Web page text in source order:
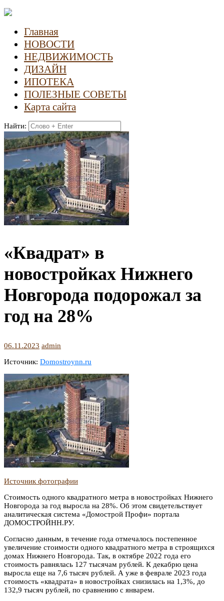
Главная
НОВОСТИ
НЕДВИЖИМОСТЬ
ДИЗАЙН
ИПОТЕКА
ПОЛЕЗНЫЕ СОВЕТЫ
Карта сайта
Найти:
«Квадрат» в
новостройках Нижнего
Новгорода подорожал за
год на 28%
06.11.2023 admin
Источник: Domostroynn.ru
Источник фотографии
Стоимость одного квадратного метра в новостройках Нижнего
Новгорода за год выросла на 28%. Об этом свидетельствует
аналитическая система «Домострой Профи» портала
ДОМОСТРОЙНН.РУ.
Согласно данным, в течение года отмечалось постепенное
увеличение стоимости одного квадратного метра в строящихся
домах Нижнего Новгорода. Так, в октябре 2022 года его
стоимость равнялась 127 тысячам рублей. К декабрю цена
выросла еще на 7,6 тысяч рублей. А уже в феврале 2023 года
стоимость «квадрата» в новостройках снизилась на 1,3%, до
132,9 тысяч рублей, по сравнению с январем.